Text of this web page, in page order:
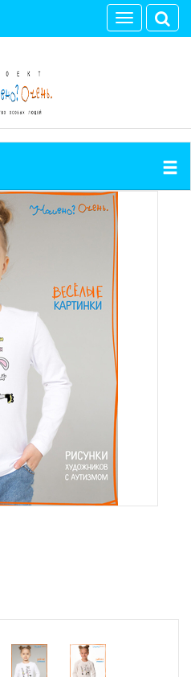
Toggle
navigation